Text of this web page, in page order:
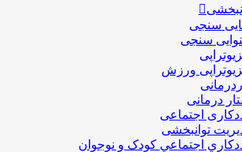
سنجی
سنجی
ورزش
درمانی
اجتماعی
توانبخشی
اجتماعي کودک و نوجوان